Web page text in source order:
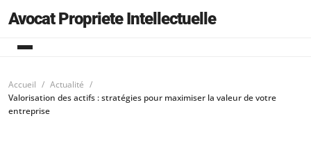
Avocat Propriete Intellectuelle
Accueil
Actualité
Valorisation des actifs : stratégies pour maximiser la valeur de votre
entreprise